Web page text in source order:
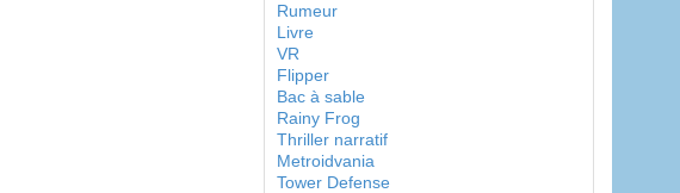
Rumeur
Livre
VR
Flipper
Bac à sable
Rainy Frog
Thriller narratif
Metroidvania
Tower Defense